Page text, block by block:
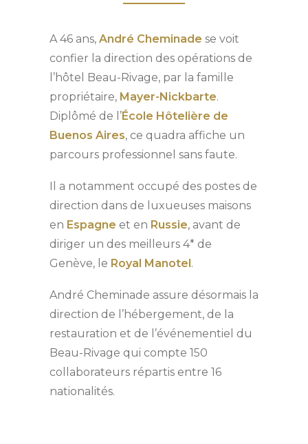
A 46 ans, André Cheminade se voit
confier la direction des opérations de
l’hôtel Beau-Rivage, par la famille
propriétaire, Mayer-Nickbarte.
Diplômé de l’École Hôtelière de
Buenos Aires, ce quadra affiche un
parcours professionnel sans faute.
Il a notamment occupé des postes de
direction dans de luxueuses maisons
en Espagne et en Russie, avant de
diriger un des meilleurs 4* de
Genève, le Royal Manotel.
André Cheminade assure désormais la
direction de l’hébergement, de la
restauration et de l’événementiel du
Beau-Rivage qui compte 150
collaborateurs répartis entre 16
nationalités.